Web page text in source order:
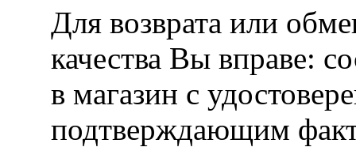
Для возврата или
качества Вы вправе:
в магазин с
подтверждающим факт